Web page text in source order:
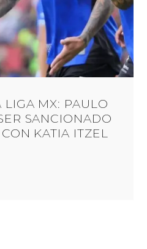
MX: PAULO
SANCIONADO
KATIA ITZEL